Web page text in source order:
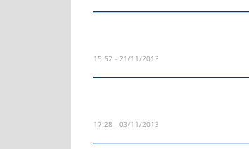
21/11/2013 - 15:52
03/11/2013 - 17:28